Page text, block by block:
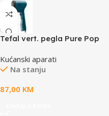
Tefal vert. pegla Pure Pop
Kućanski aparati
Na stanju
87,00 KM